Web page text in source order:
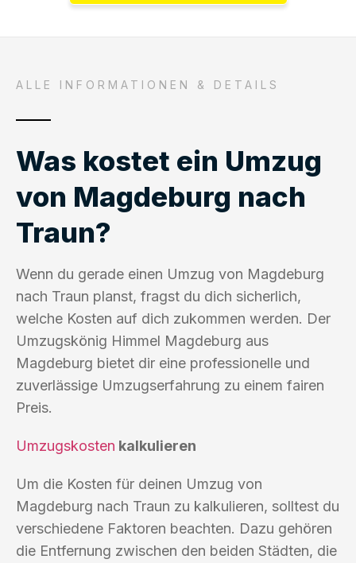
ALLE INFORMATIONEN & DETAILS
Was kostet ein Umzug
von Magdeburg nach
Traun?
Wenn du gerade einen Umzug von Magdeburg
nach Traun planst, fragst du dich sicherlich,
welche Kosten auf dich zukommen werden. Der
Umzugskönig Himmel Magdeburg aus
Magdeburg bietet dir eine professionelle und
zuverlässige Umzugserfahrung zu einem fairen
Preis.
Umzugskosten kalkulieren
Um die Kosten für deinen Umzug von
Magdeburg nach Traun zu kalkulieren, solltest du
verschiedene Faktoren beachten. Dazu gehören
die Entfernung zwischen den beiden Städten, die